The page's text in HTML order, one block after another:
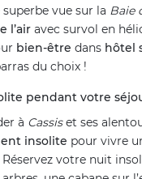
superbe vue sur la Baie
l’air avec survol en
bien-être dans hôtel
du choix !
pendant votre
à Cassiset ses
insolite pour vivre
Réservez votre nuit